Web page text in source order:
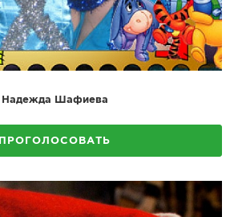
Надежда Шафиева
ПРОГОЛОСОВАТЬ